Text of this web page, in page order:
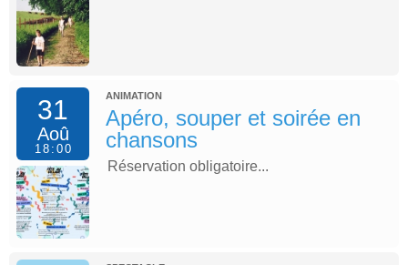
31
Aoû
18:00
ANIMATION
Apéro, souper et soirée en
chansons
Réservation obligatoire...